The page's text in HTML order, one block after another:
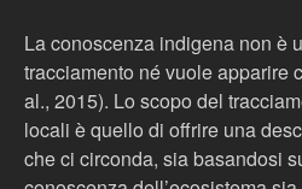
La conoscenza indigena non è
tracciamento né vuole apparire
al., 2015). Lo scopo del
locali è quello di offrire una
che ci circonda, sia basandosi